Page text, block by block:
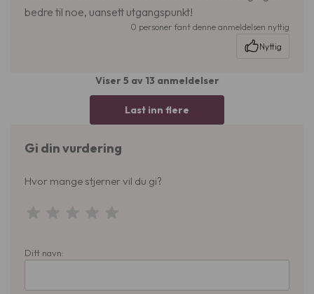
bedre til noe, uansett utgangspunkt!
0 personer fant denne anmeldelsen nyttig
Nyttig
Viser 5 av 13 anmeldelser
Last inn flere
Gi din vurdering
Hvor mange stjerner vil du gi?
Ditt navn: